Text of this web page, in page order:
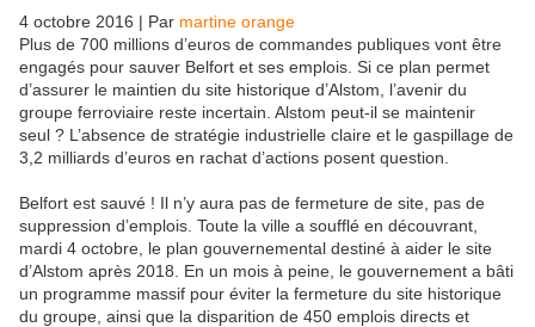
4 octobre 2016 | Par martine orange
Plus de 700 millions d’euros de commandes publiques vont être
engagés pour sauver Belfort et ses emplois. Si ce plan permet
d’assurer le maintien du site historique d’Alstom, l’avenir du
groupe ferroviaire reste incertain. Alstom peut-il se maintenir
seul ? L’absence de stratégie industrielle claire et le gaspillage de
3,2 milliards d’euros en rachat d’actions posent question.
Belfort est sauvé ! Il n’y aura pas de fermeture de site, pas de
suppression d’emplois. Toute la ville a soufflé en découvrant,
mardi 4 octobre, le plan gouvernemental destiné à aider le site
d’Alstom après 2018. En un mois à peine, le gouvernement a bâti
un programme massif pour éviter la fermeture du site historique
du groupe, ainsi que la disparition de 450 emplois directs et